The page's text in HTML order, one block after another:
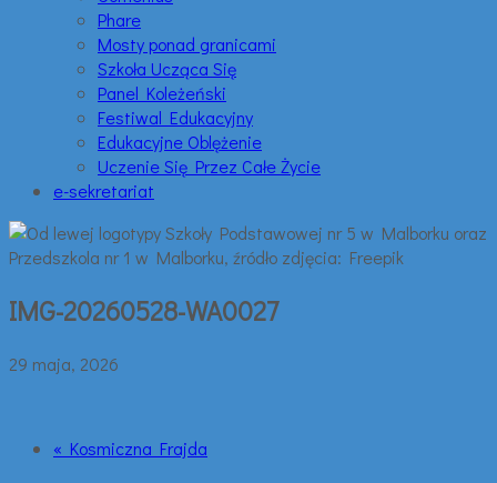
Phare
Mosty ponad granicami
Szkoła Ucząca Się
Panel Koleżeński
Festiwal Edukacyjny
Edukacyjne Oblężenie
Uczenie Się Przez Całe Życie
e-sekretariat
IMG-20260528-WA0027
29 maja, 2026
« Kosmiczna Frajda